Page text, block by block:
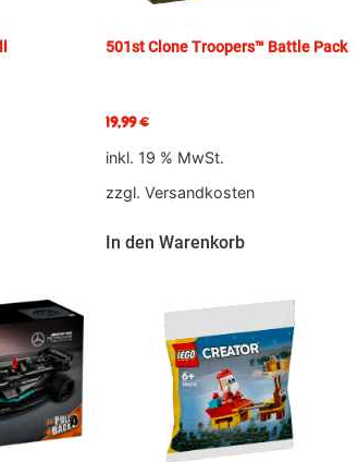
501st Clone Troopers™ Battle Pack
19,99€
inkl. 19 % MwSt.
zzgl.Versandkosten
In den Warenkorb